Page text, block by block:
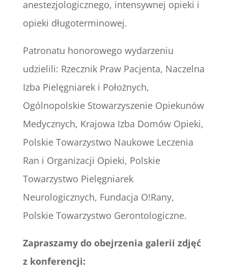
anestezjologicznego, intensywnej opieki i
opieki długoterminowej.
Patronatu honorowego wydarzeniu
udzielili: Rzecznik Praw Pacjenta, Naczelna
Izba Pielęgniarek i Położnych,
Ogólnopolskie Stowarzyszenie Opiekunów
Medycznych, Krajowa Izba Domów Opieki,
Polskie Towarzystwo Naukowe Leczenia
Ran i Organizacji Opieki, Polskie
Towarzystwo Pielęgniarek
Neurologicznych, Fundacja O!Rany,
Polskie Towarzystwo Gerontologiczne.
Zapraszamy do obejrzenia galerii zdjęć
z konferencji: